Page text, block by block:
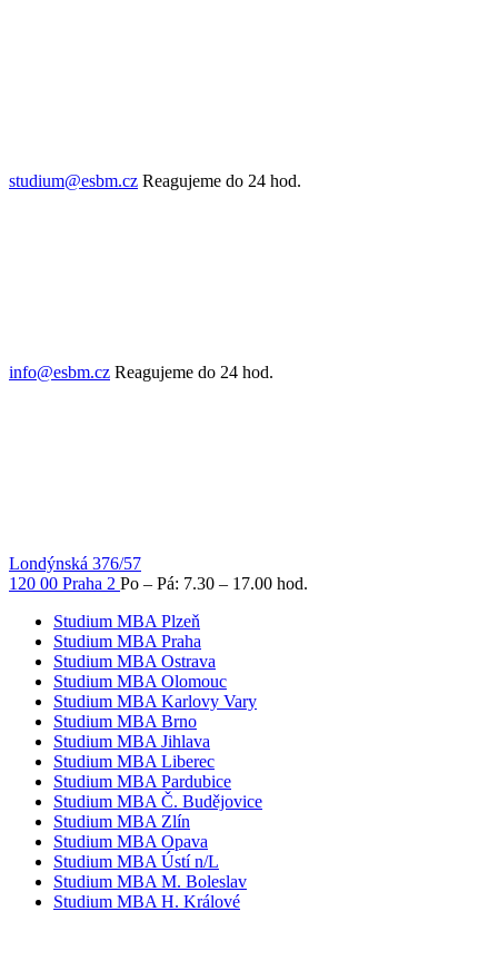
studium@esbm.cz Reagujeme do 24 hod.
info@esbm.cz Reagujeme do 24 hod.
Londýnská 376/57
120 00 Praha 2 Po – Pá: 7.30 – 17.00 hod.
Studium MBA Plzeň
Studium MBA Praha
Studium MBA Ostrava
Studium MBA Olomouc
Studium MBA Karlovy Vary
Studium MBA Brno
Studium MBA Jihlava
Studium MBA Liberec
Studium MBA Pardubice
Studium MBA Č. Budějovice
Studium MBA Zlín
Studium MBA Opava
Studium MBA Ústí n/L
Studium MBA M. Boleslav
Studium MBA H. Králové